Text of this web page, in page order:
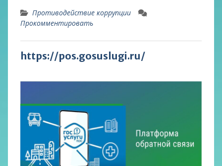
Противодействие коррупции
Прокомментировать
https://pos.gosuslugi.ru/